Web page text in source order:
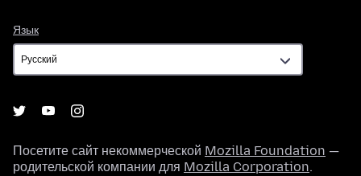
Язык
Посетите сайт некоммерческой Mozilla Foundation —
родительской компании для Mozilla Corporation.